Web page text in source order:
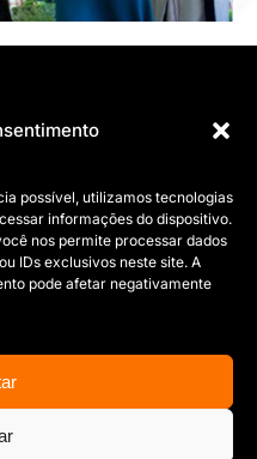
possível, utilizamos tecnologias
informações do dispositivo.
nos permite processar dados
IDs exclusivos neste site. A
pode afetar negativamente